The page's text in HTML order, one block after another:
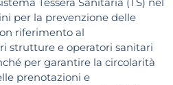
per la prevenzione delle
riferimento al
strutture e operatori sanitari
per garantire la circolarità
prenotazioni e